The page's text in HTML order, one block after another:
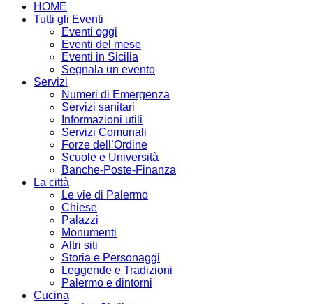
HOME
Tutti gli Eventi
Eventi oggi
Eventi del mese
Eventi in Sicilia
Segnala un evento
Servizi
Numeri di Emergenza
Servizi sanitari
Informazioni utili
Servizi Comunali
Forze dell’Ordine
Scuole e Università
Banche-Poste-Finanza
La città
Le vie di Palermo
Chiese
Palazzi
Monumenti
Altri siti
Storia e Personaggi
Leggende e Tradizioni
Palermo e dintorni
Cucina